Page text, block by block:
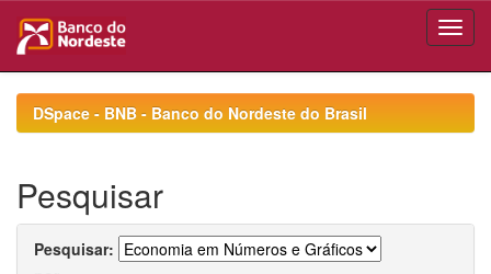
navigationDSpace - BNB - Banco do Nordeste do Brasil
Pesquisar
Pesquisar: